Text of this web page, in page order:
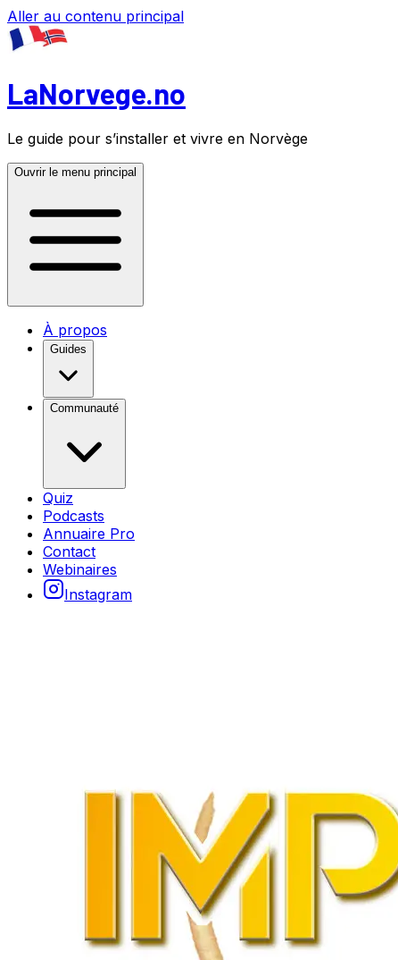
Aller au contenu principal
LaNorvege.no
Le guide pour s’installer et vivre en Norvège
Ouvrir le menu principal
À propos
Guides
Communauté
Quiz
Podcasts
Annuaire Pro
Contact
Webinaires
Instagram